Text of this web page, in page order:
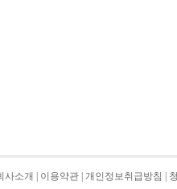
사소개 이용약관 개인정보취급방침